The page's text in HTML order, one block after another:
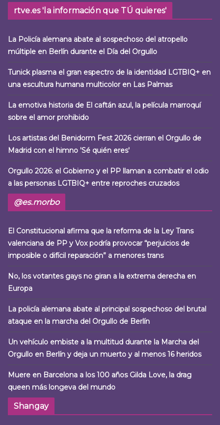
rtve.es 'la información que TÚ quieres'
La Policía alemana abate al sospechoso del atropello
múltiple en Berlín durante el Día del Orgullo
Tunick plasma el gran espectro de la identidad LGTBIQ+ en
una escultura humana multicolor en Las Palmas
La emotiva historia de El caftán azul, la película marroquí
sobre el amor prohibido
Los artistas del Benidorm Fest 2026 cierran el Orgullo de
Madrid con el himno 'Sé quién eres'
Orgullo 2026: el Gobierno y el PP llaman a combatir el odio
a las personas LGTBIQ+ entre reproches cruzados
@es.morbo
El Constitucional afirma que la reforma de la Ley Trans
valenciana de PP y Vox podría provocar “perjuicios de
imposible o difícil reparación” a menores trans
No, los votantes gays no giran a la extrema derecha en
Europa
La policía alemana abate al principal sospechoso del brutal
ataque en la marcha del Orgullo de Berlín
Un vehículo embiste a la multitud durante la Marcha del
Orgullo en Berlín y deja un muerto y al menos 16 heridos
Muere en Barcelona a los 100 años Gilda Love, la drag
queen más longeva del mundo
Shangay